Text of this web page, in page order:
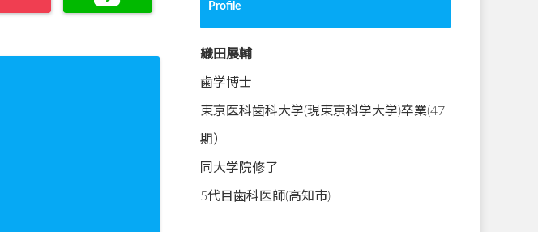
Profile
織田展輔
歯学博士
東京医科歯科大学(現東京科学大学)卒業(47
期）
同大学院修了
5代目歯科医師(高知市)